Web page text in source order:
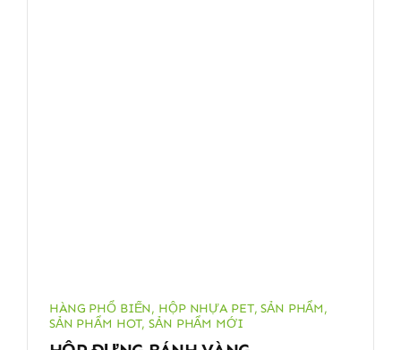
HÀNG PHỔ BIẾN, HỘP NHỰA PET,SẢN PHẨM,
SẢN PHẨM HOT,SẢN PHẨM MỚI